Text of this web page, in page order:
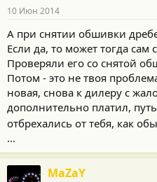
10 Июн 2014
А при снятии обшивки
Если да, то может тогда сам
Проверяли его со снятой
Потом - это не твоя
новая, снова к дилеру с
дополнительно платил,
отбрехались от тебя, как
...
MaZaY